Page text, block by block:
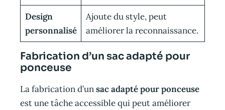
Design
personnalisé
Ajoute du style, peut
améliorer la reconnaissance.
Fabrication d’un sac adapté pour
ponceuse
La fabrication d’unsac adapté pour ponceuse
est une tâche accessible qui peut améliorer